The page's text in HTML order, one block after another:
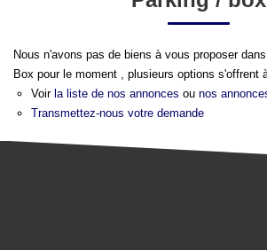
NOS OUTILS
CONTACT
EN
Plus de critères
Nous n'avons pas de biens à vous proposer
Box pour le moment , plusieurs options s'offrent
Voir la liste de nos annonces ou nos
Transmettez-nous votre demande